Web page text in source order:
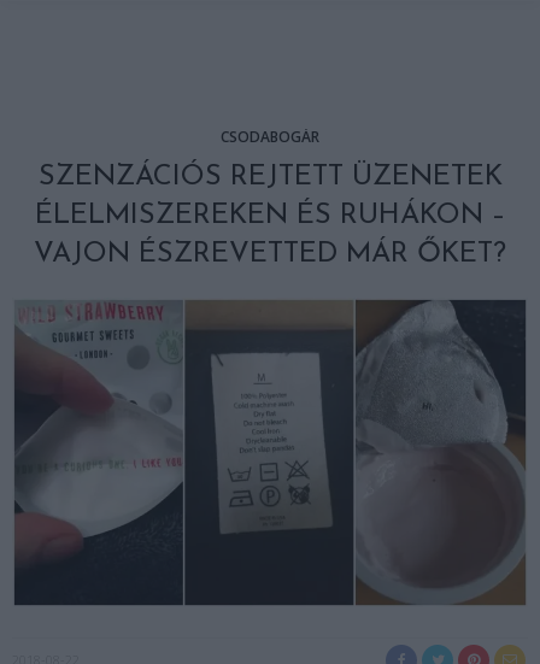
CSODABOGÁR
SZENZÁCIÓS REJTETT ÜZENETEK
ÉLELMISZEREKEN ÉS RUHÁKON –
VAJON ÉSZREVETTED MÁR ŐKET?